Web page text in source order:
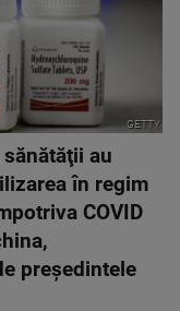
GETTY
au
în regim
COVID
preşedintele